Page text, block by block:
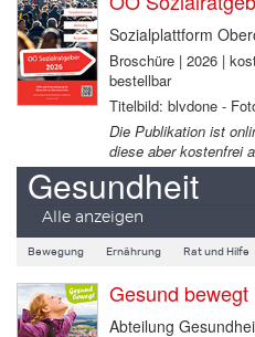
Sozialplattform
Broschüre | 2026 |
bestellbar
Titelbild: blvdone -
Die Publikation ist
diese aber kostenfrei
Gesundheit
Alle anzeigen
Bewegung Ernährung Rat und Hilfe
Gesund bewegt
Abteilung